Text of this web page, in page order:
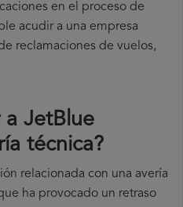
en el proceso de
acudir a una empresa
reclamaciones de vuelos,
a JetBlue
técnica?
relacionada con una avería
ha provocado un retraso